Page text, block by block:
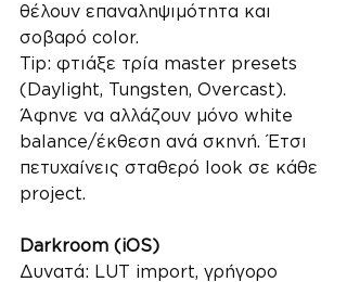
θέλουν επαναληψιμότητα και
σοβαρό color.
Tip: φτιάξε τρία master presets
(Daylight, Tungsten, Overcast).
Άφηνε να αλλάζουν μόνο white
balance/έκθεση ανά σκηνή. Έτσι
πετυχαίνεις σταθερό look σε κάθε
project.
Darkroom (iOS)
Δυνατά: LUT import, γρήγορο